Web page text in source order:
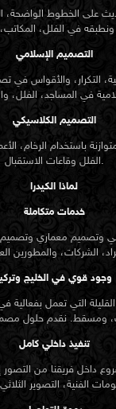
على الخطوط الواضحة،
التصميم الإسلامي
التكرار، والأقواس في
التصميم الكلاسيكي
باستخدام الرخام،
الفلل وقاعات الاستقبال.
لماذا الكيدرا
خدمات متكاملة
وتصميم معماري
وجود قوي في الخليج
التي تعمل بفعالية
تنفيذ داخلي كامل
داخل فريقنا من